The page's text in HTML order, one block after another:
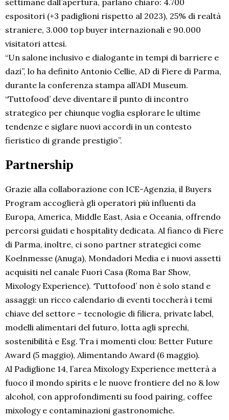
settimane dall’apertura, parlano chiaro: 4.700
espositori (+3 padiglioni rispetto al 2023), 25% di realtà
straniere, 3.000 top buyer internazionali e 90.000
visitatori attesi.
“Un salone inclusivo e dialogante in tempi di barriere e
dazi”, lo ha definito Antonio Cellie, AD di Fiere di Parma,
durante la conferenza stampa all’ADI Museum.
“Tuttofood’ deve diventare il punto di incontro
strategico per chiunque voglia esplorare le ultime
tendenze e siglare nuovi accordi in un contesto
fieristico di grande prestigio”.
Partnership
Grazie alla collaborazione con ICE-Agenzia, il Buyers
Program accoglierà gli operatori più influenti da
Europa, America, Middle East, Asia e Oceania, offrendo
percorsi guidati e hospitality dedicata. Al fianco di Fiere
di Parma, inoltre, ci sono partner strategici come
Koelnmesse (Anuga), Mondadori Media e i nuovi assetti
acquisiti nel canale Fuori Casa (Roma Bar Show,
Mixology Experience). ‘Tuttofood’ non è solo stand e
assaggi: un ricco calendario di eventi toccherà i temi
chiave del settore – tecnologie di filiera, private label,
modelli alimentari del futuro, lotta agli sprechi,
sostenibilità e Esg. Tra i momenti clou: Better Future
Award (5 maggio), Alimentando Award (6 maggio).
Al Padiglione 14, l’area Mixology Experience metterà a
fuoco il mondo spirits e le nuove frontiere del no & low
alcohol, con approfondimenti su food pairing, coffee
mixology e contaminazioni gastronomiche.